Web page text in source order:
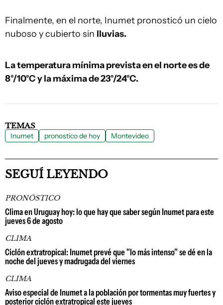
Finalmente, en el norte, Inumet pronosticó un cielo
nuboso y cubierto sin lluvias.
La temperatura mínima prevista en el norte es de
8°/10°C y la máxima de 23°/24°C.
TEMAS
Inumet pronostico de hoy Montevideo
SEGUÍ LEYENDO
PRONÓSTICO
Clima en Uruguay hoy: lo que hay que saber según Inumet para este
jueves 6 de agosto
CLIMA
Ciclón extratropical: Inumet prevé que "lo más intenso" se dé en la
noche del jueves y madrugada del viernes
CLIMA
Aviso especial de Inumet a la población por tormentas muy fuertes y
posterior ciclón extratropical este jueves